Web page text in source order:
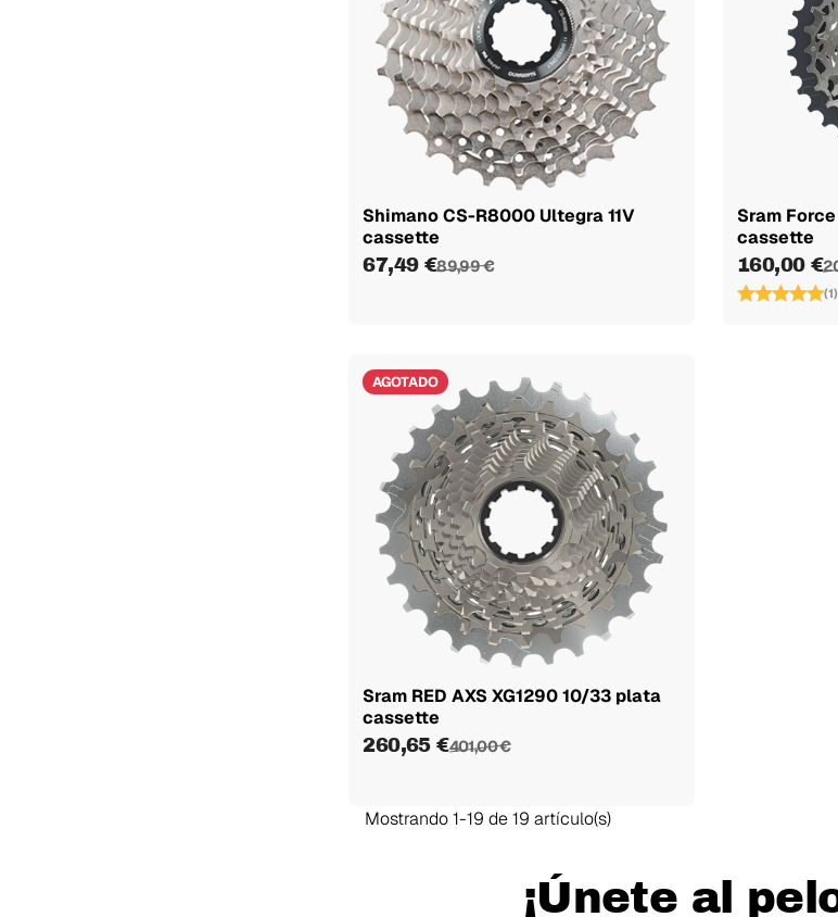
Shimano CS-R8000 Ultegra 11V
cassette
67,49 €89,99 €
Sram
cassette
160,00 €
(1)
AGOTADO
Sram RED AXS XG1290 10/33 plata
cassette
260,65 €401,00 €
Mostrando 1-19 de 19 artículo(s)
¡Únete al